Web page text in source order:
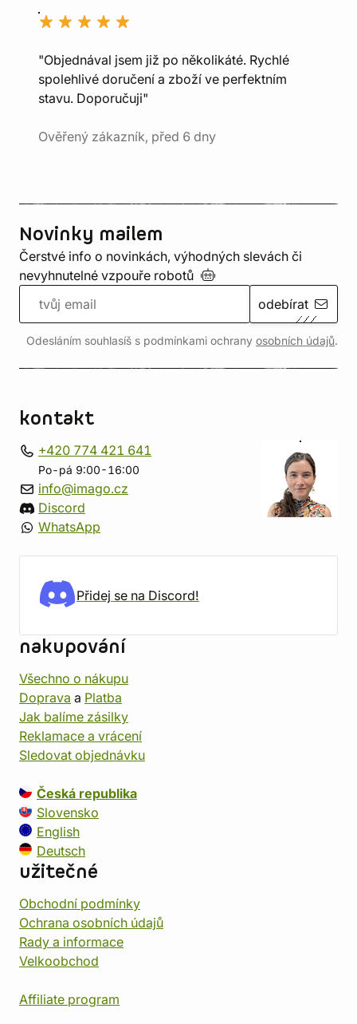
"Objednával jsem již po několikáté. Rychlé
spolehlivé doručení a zboží ve perfektním
stavu. Doporučuji"
Ověřený zákazník, před 6 dny
Novinky mailem
Čerstvé info o novinkách, výhodných slevách či
nevyhnutelné vzpouře robotů
odebírat
Odesláním souhlasíš s podmínkami ochrany osobních údajů.
kontakt
+420 774 421 641
Po-pá 9:00-16:00
info@imago.cz
Discord
WhatsApp
Přidej se na Discord!
nakupování
Všechno o nákupu
Doprava a Platba
Jak balíme zásilky
Reklamace a vrácení
Sledovat objednávku
Česká republika
Slovensko
English
Deutsch
užitečné
Obchodní podmínky
Ochrana osobních údajů
Rady a informace
Velkoobchod
Affiliate program